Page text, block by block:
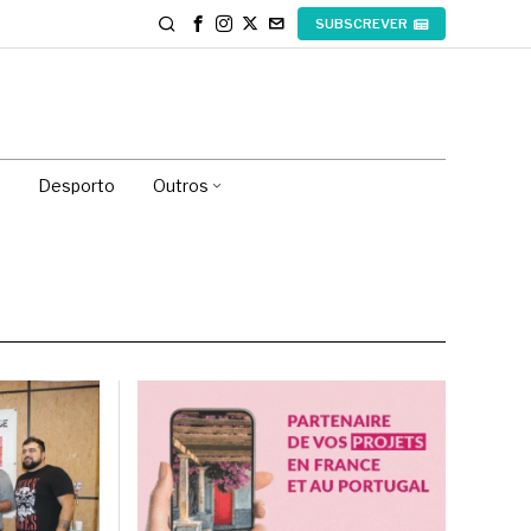
SUBSCREVER
Desporto Outros